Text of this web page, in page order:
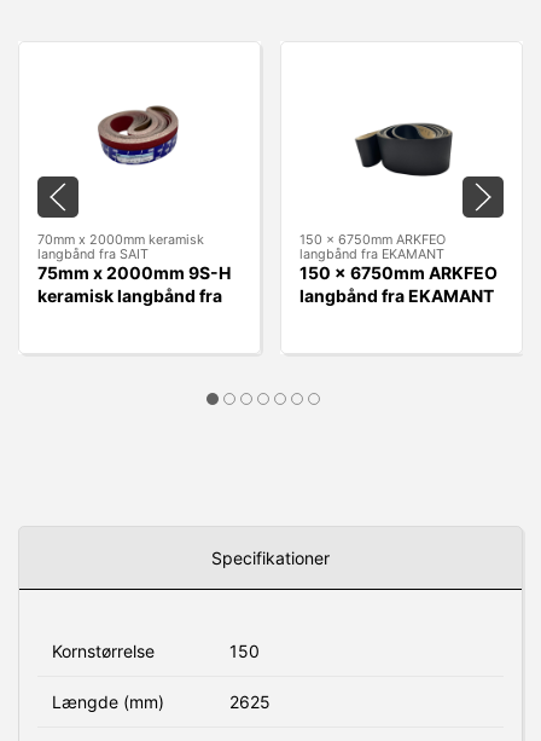
70mm x 2000mm keramisk
langbånd fra SAIT
75mm x 2000mm 9S-H
keramisk langbånd fra
150 x 6750mm ARKFEO
langbånd fra EKAMANT
150 x 6750mm ARKFEO
langbånd fra EKAMANT
Specifikationer
Kornstørrelse 150
Længde (mm) 2625